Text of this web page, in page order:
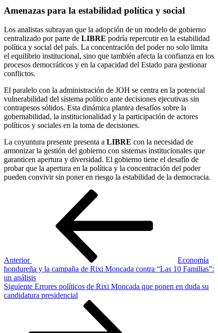
Amenazas para la estabilidad política y social
Los analistas subrayan que la adopción de un modelo de gobierno
centralizado por parte de LIBRE podría repercutir en la estabilidad
política y social del país. La concentración del poder no solo limita
el equilibrio institucional, sino que también afecta la confianza en los
procesos democráticos y en la capacidad del Estado para gestionar
conflictos.
El paralelo con la administración de JOH se centra en la potencial
vulnerabilidad del sistema político ante decisiones ejecutivas sin
contrapesos sólidos. Esta dinámica plantea desafíos sobre la
gobernabilidad, la institucionalidad y la participación de actores
políticos y sociales en la toma de decisiones.
La coyuntura presente presenta a LIBRE con la necesidad de
armonizar la gestión del gobierno con sistemas institucionales que
garanticen apertura y diversidad. El gobierno tiene el desafío de
probar que la apertura en la política y la concentración del poder
pueden convivir sin poner en riesgo la estabilidad de la democracia.
Anterior
Economía
hondureña y la campaña de Rixi Moncada contra “Las 10 Familias”:
un análisis
Siguiente
entrada
Siguiente Errores políticos de Rixi Moncada que ponen en duda su
candidatura presidencial